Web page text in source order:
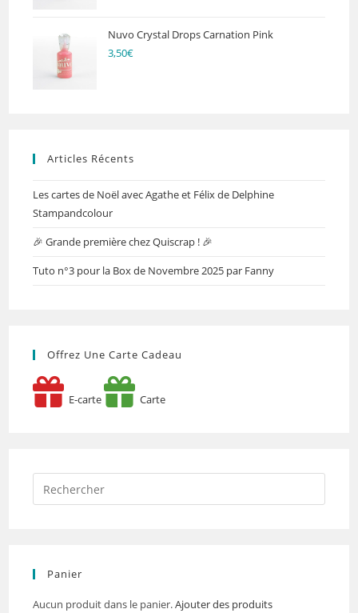
Nuvo Crystal Drops Carnation Pink
3,50€
Articles Récents
Les cartes de Noël avec Agathe et Félix de Delphine
Stampandcolour
🎉 Grande première chez Quiscrap ! 🎉
Tuto n°3 pour la Box de Novembre 2025 par Fanny
Offrez Une Carte Cadeau
E-carte Carte
Panier
Aucun produit dans le panier.Ajouter des produits